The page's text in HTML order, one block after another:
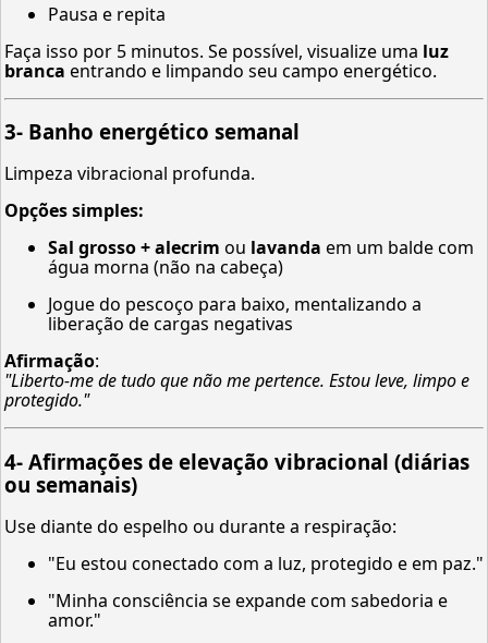
Pausa e repita
Faça isso por 5 minutos. Se possível, visualize uma luz
branca entrando e limpando seu campo energético.
3- Banho energético semanal
Limpeza vibracional profunda.
Opções simples:
Sal grosso + alecrim ou lavanda em um balde com
água morna (não na cabeça)
Jogue do pescoço para baixo, mentalizando a
liberação de cargas negativas
Afirmação:
"Liberto-me de tudo que não me pertence. Estou leve, limpo e
protegido."
4- Afirmações de elevação vibracional (diárias
ou semanais)
Use diante do espelho ou durante a respiração:
"Eu estou conectado com a luz, protegido e em paz."
"Minha consciência se expande com sabedoria e
amor."